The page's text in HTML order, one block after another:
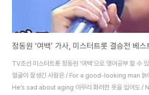
정동원 ‘여백’ 가사, 미스터트롯 결승전 베
TV조선 미스터트롯 정동원 ‘여백’으로 영어공부 할 수
얼굴이 잘생긴 사람은 / For a good-looking man 늙
He’s sad about aging 아무리 화려한 옷을 입어도